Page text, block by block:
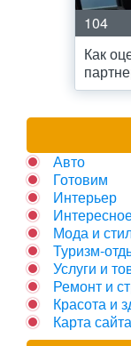
104
Как
Авто
Готовим
Интерьер
Мода и
Туризм-
Услуги и
Ремонт и
Красота и
Карта сайта